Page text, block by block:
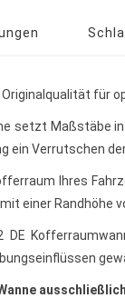
Originalqualität für
setzt Maßstäbe
ein Verrutschen
Ihres
einer Randhöhe
DE